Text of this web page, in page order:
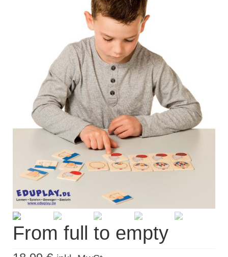
Kisus Katalog anfordern
Kontakt
Log In / Mein Konto
Products
search
From full to empty